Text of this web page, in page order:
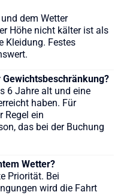
dem Wetter
Höhe nicht kälter ist als
Kleidung. Festes
6 Jahre alt und eine
haben. Für
Regel ein
das bei der Buchung
Wetter?
Priorität. Bei
wird die Fahrt